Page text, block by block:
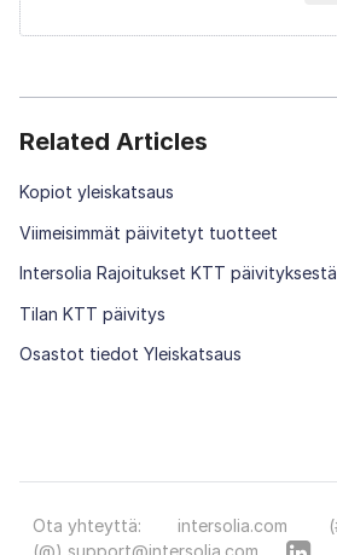
Related Articles
Kopiot yleiskatsaus
Viimeisimmät päivitetyt tuotteet
Intersolia Rajoitukset KTT päivityksestä
Tilan KTT päivitys
Osastot tiedot Yleiskatsaus
Ota yhteyttä: intersolia.com